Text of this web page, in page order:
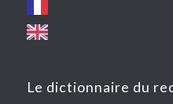
Le dictionnaire du